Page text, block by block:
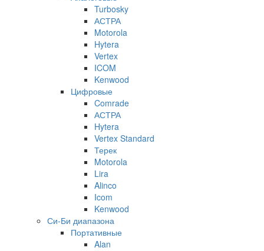
Turbosky
АСТРА
Motorola
Hytera
Vertex
ICOM
Kenwood
Цифровые
Comrade
АСТРА
Hytera
Vertex Standard
Терек
Motorola
Lira
Alinco
Icom
Kenwood
Си-Би диапазона
Портативные
Alan